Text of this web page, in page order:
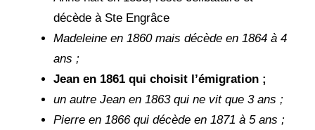
décède à Ste Engrâce
Madeleine en 1860 mais décède en 1864 à 4
ans ;
Jean en 1861 qui choisit l’émigration ;
un autre Jean en 1863 qui ne vit que 3 ans ;
Pierre en 1866 qui décède en 1871 à 5 ans ;